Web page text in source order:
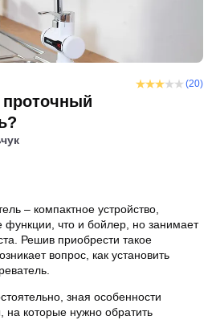
(20)
– компактное устройство,
функции, что и бойлер, но занимает
Решив приобрести такое
вопрос, как установить
зная особенности
которые нужно обратить